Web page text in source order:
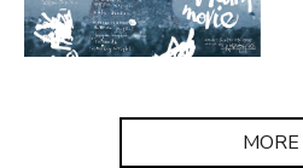
MORE